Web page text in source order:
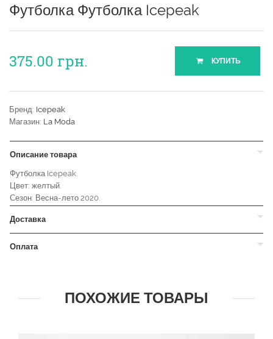
Футболка Футболка Icepeak
375.00 грн. КУПИТЬ
Бренд: Icepeak
Магазин: La Moda
Описание товара
Футболка Icepeak.
Цвет: желтый.
Сезон: Весна-лето 2020.
Доставка
Оплата
ПОХОЖИЕ ТОВАРЫ